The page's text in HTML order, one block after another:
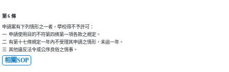
第 6 條
申請案有下列情形之一者，學校得不予許可：
一  申請使用目的不符第四條第一項各款之規定。
二  有第十七條規定一年內不受理其申請之情形，未逾一年。
三  其他違反法令或公序良俗之情事。
相關SOP